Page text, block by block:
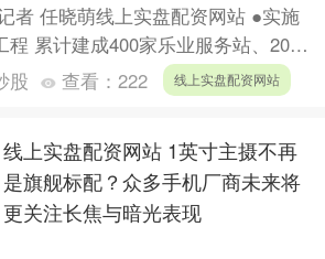
者 任晓萌线上实盘配资网站 ●实施
程 累计建成400家乐业服务站、20处
新增就业17.72万人，失业人员....
股 查看： 222 线上实盘配资网站
线上实盘配资网站 1英寸主摄不再
是旗舰标配？众多手机厂商未来将
更关注长焦与暗光表现